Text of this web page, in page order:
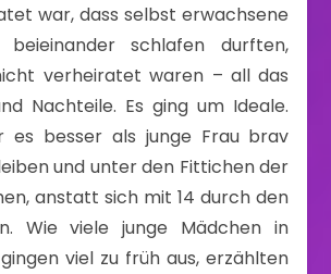
war, dass selbst erwachsene
schlafen durften,
verheiratet waren – all das
Nachteile. Es ging um Ideale.
es besser als junge Frau brav
und unter den Fittichen der
anstatt sich mit 14 durch den
Wie viele junge Mädchen in
viel zu früh aus, erzählten